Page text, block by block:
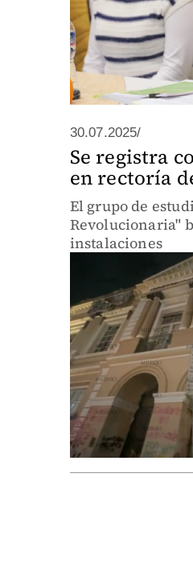
30.07.2025/
Se registra
en rectoría
El grupo de
Revolucionaria"
instalaciones